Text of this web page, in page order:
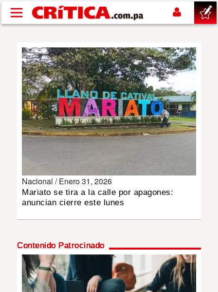
Pasar al contenido principal
SUCESOS
NACIONAL
POLÍTICA
DEPORTES
MULTIMEDIA
Nacional /Enero 31, 2026
Mariato se tira a la calle por apagones:
anuncian cierre este lunes
Contenido Patrocinado